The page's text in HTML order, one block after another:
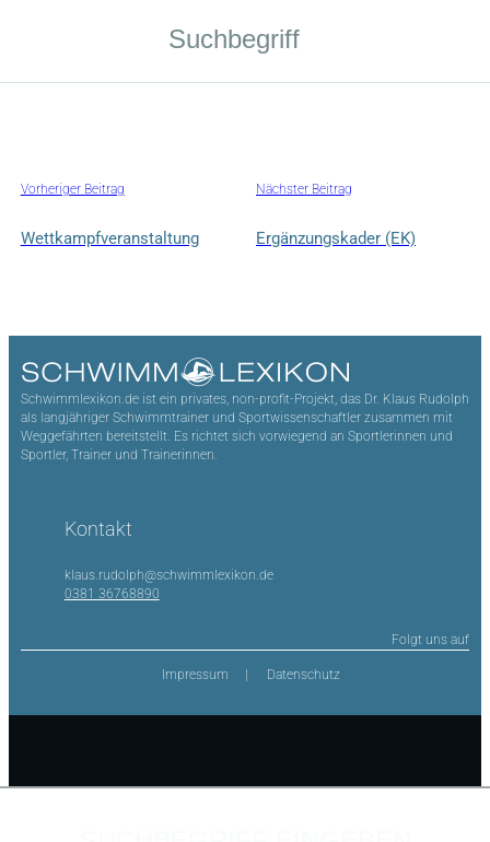
Vorheriger Beitrag
Wettkampfveranstaltung
Nächster Beitrag
Ergänzungskader (EK)
Schwimmlexikon.de ist ein privates, non-profit-Projekt, das Dr. Klaus Rudolph
als langjähriger Schwimmtrainer und Sportwissenschaftler zusammen mit
Weggefährten bereitstellt. Es richtet sich vorwiegend an Sportlerinnen und
Sportler, Trainer und Trainerinnen.
Kontakt
klaus.rudolph@schwimmlexikon.de
0381 36768890
Folgt uns auf
Impressum Datenschutz